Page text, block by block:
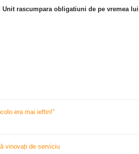
Unit rascumpara obligatiuni de pe vremea
era mai ieftin!"
vinovați de serviciu